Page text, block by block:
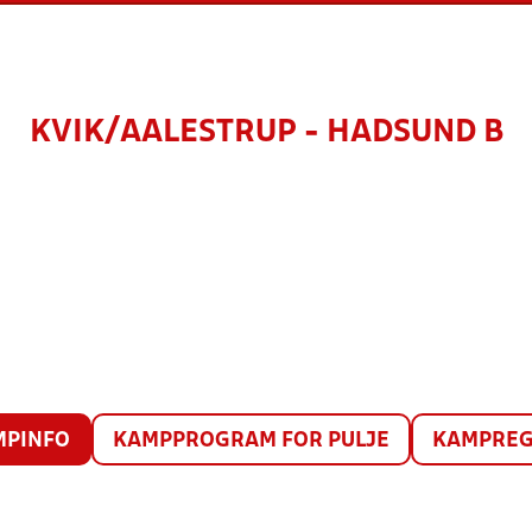
KVIK/AALESTRUP - HADSUND B
KAMPPROGRAM FOR PULJE